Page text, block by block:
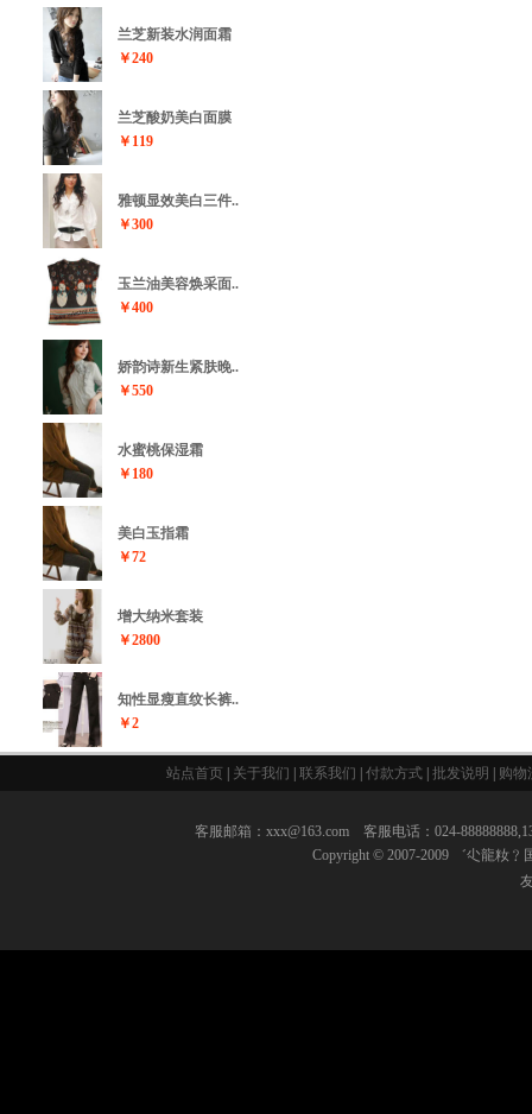
兰芝新装水润面霜
￥240
兰芝酸奶美白面膜
￥119
雅顿显效美白三件..
￥300
玉兰油美容焕采面..
￥400
娇韵诗新生紧肤晚..
￥550
水蜜桃保湿霜
￥180
美白玉指霜
￥72
增大纳米套装
￥2800
知性显瘦直纹长裤..
￥2
站点首页| 关于我们 联系我们 付款方式| 批发说明 购物
客服邮箱：xxx@163.com 客服电话：024-
Copyright © 2007-2009 ゛尐龍籹﹖